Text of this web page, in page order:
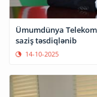
Ümumdünya
saziş təsdiqlənib
14-10-2025